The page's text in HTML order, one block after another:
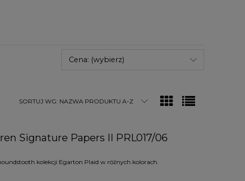
Cena: (wybierz)
SORTUJ WG: NAZWA PRODUKTU A-Z
Signature Papers II PRL017/06
kolekcji Egarton Plaid w różnych kolorach.